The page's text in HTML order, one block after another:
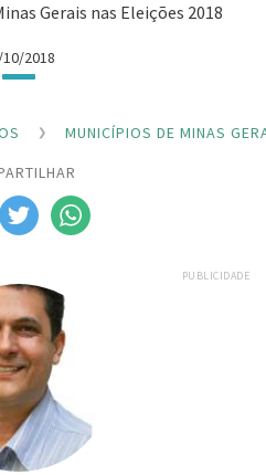
Gerais nas Eleições 2018
2018
MUNICÍPIOS DE MINAS
PUBLICIDADE